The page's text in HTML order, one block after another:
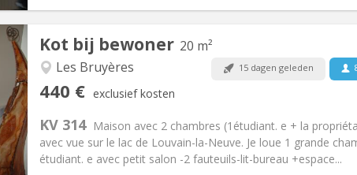
Kot bij bewoner 20 m²
Les Bruyères
440 € exclusief kosten
15 dagen geleden
KV 314 Maison avec 2 chambres (1étudiant. e + la
avec vue sur le lac de Louvain-la-Neuve. Je loue 1 grande
étudiant. e avec petit salon -2 fauteuils-lit-bureau +espace...
Inrichting
Badkamer:Gemeenschappelijk
Oppervlakte:20 m2
Andere
Sfeer:
Huisdieren: